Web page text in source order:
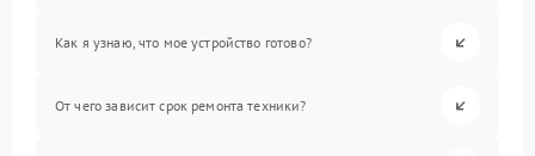
Как я узнаю, что мое устройство готово?
От чего зависит срок ремонта техники?